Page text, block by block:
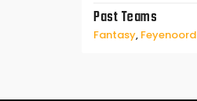
Past Teams
Fantasy, Feyenoord